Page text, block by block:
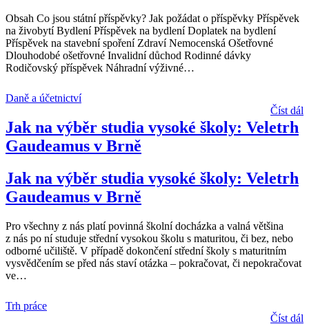
Obsah Co jsou státní příspěvky? Jak požádat o příspěvky Příspěvek
na živobytí Bydlení Příspěvek na bydlení Doplatek na bydlení
Příspěvek na stavební spoření Zdraví Nemocenská Ošetřovné
Dlouhodobé ošetřovné Invalidní důchod Rodinné dávky
Rodičovský příspěvek Náhradní výživné…
Daně a účetnictví
Číst dál
Jak na výběr studia vysoké školy: Veletrh
Gaudeamus v Brně
Jak na výběr studia vysoké školy: Veletrh
Gaudeamus v Brně
Pro všechny z nás platí povinná školní docházka a valná většina
z nás po ní studuje střední vysokou školu s maturitou, či bez, nebo
odborné učiliště. V případě dokončení střední školy s maturitním
vysvědčením se před nás staví otázka – pokračovat, či nepokračovat
ve…
Trh práce
Číst dál